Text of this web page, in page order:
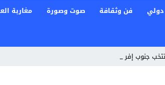
دولي فن وثقافة صوت وصورة مغاربة
جنوب إفريقيا لتحقيق _